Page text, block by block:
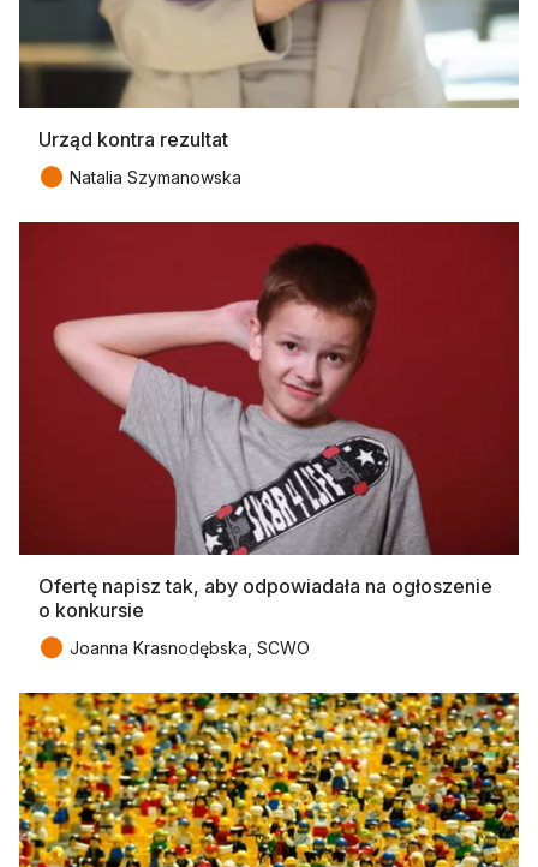
Urząd kontra rezultat
● Natalia Szymanowska
Ofertę napisz tak, aby odpowiadała na ogłoszenie
o konkursie
● Joanna Krasnodębska, SCWO